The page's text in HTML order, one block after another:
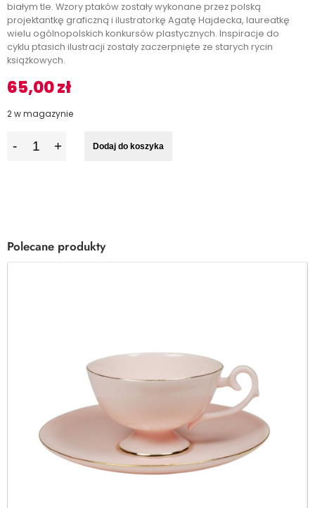
białym tle. Wzory ptaków zostały wykonane przez polską
projektantkę graficzną i ilustratorkę Agatę Hajdecka, laureatkę
wielu ogólnopolskich konkursów plastycznych. Inspiracje do
cyklu ptasich ilustracji zostały zaczerpnięte ze starych rycin
książkowych.
65,00zł
2 w magazynie
Dodaj do koszyka
Polecane produkty